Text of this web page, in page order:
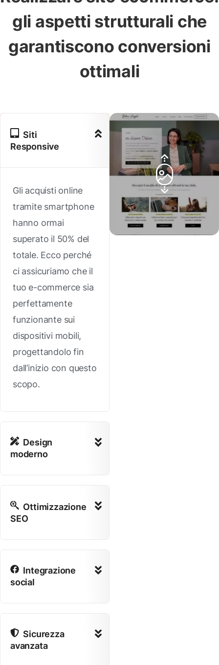
gli aspetti strutturali che
garantiscono conversioni
ottimali
Siti
Responsive
Gli acquisti online
tramite smartphone
hanno ormai
superato il 50% del
totale. Ecco perché
ci assicuriamo che il
tuo e-commerce sia
perfettamente
funzionante sui
dispositivi mobili,
progettandolo fin
dall’inizio con questo
scopo.
Design
moderno
Ottimizzazione
SEO
Integrazione
social
Sicurezza
avanzata